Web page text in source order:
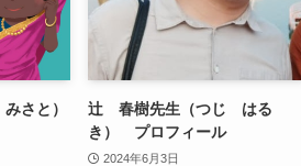
さと）
辻 春樹先生（つじ はる
き） プロフィール
2024年6月3日